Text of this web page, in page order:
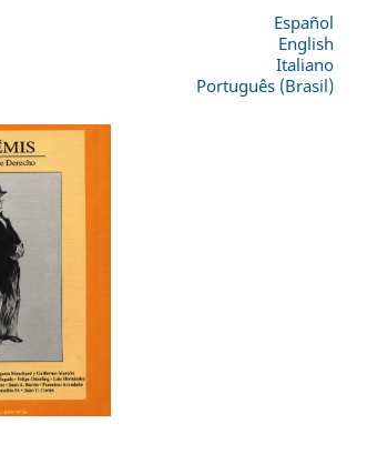
Español
English
Italiano
Português (Brasil)